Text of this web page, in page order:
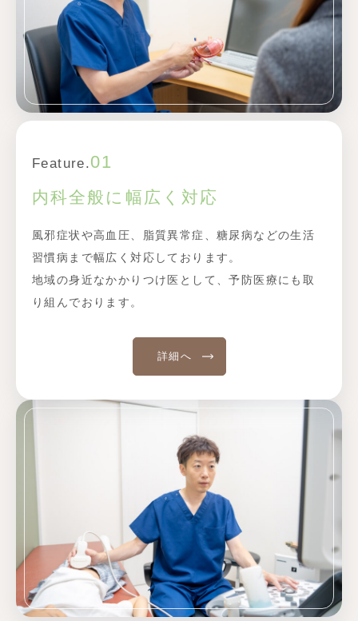
Feature.01
内科全般に幅広く対応
風邪症状や高血圧、脂質異常症、糖尿病などの生活
習慣病まで幅広く対応しております。
地域の身近なかかりつけ医として、予防医療にも取
り組んでおります。
詳細へ